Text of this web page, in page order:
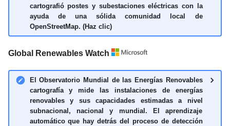
cartografió postes y subestaciones eléctricas con la
ayuda de una sólida comunidad local de
OpenStreetMap. (Haz clic)
Global Renewables Watch
El Observatorio Mundial de las Energías Renovables
cartografía y mide las instalaciones de energías
renovables y sus capacidades estimadas a nivel
subnacional, nacional y mundial. El aprendizaje
automático que hay detrás del proceso de detección